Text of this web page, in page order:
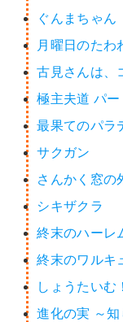
ぐんまちゃん
月曜日のたわ
古見さんは、
極主夫道 パー
最果てのパラ
サクガン
さんかく窓の
シキザクラ
終末のハーレ
終末のワルキ
しょうたいむ
進化の実 ～